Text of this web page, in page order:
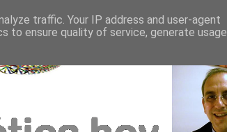
traffic. Your IP address and user-agent
to ensure quality of service, generate usage